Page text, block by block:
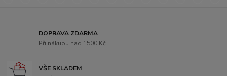
DOPRAVA ZDARMA
Při nákupu nad 1500 Kč
VŠE SKLADEM